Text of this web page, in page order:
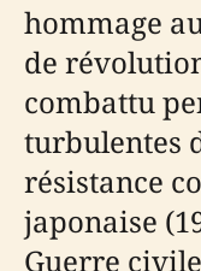
hommage
de
combattu
turbulentes
résistance
japonaise
Guerre